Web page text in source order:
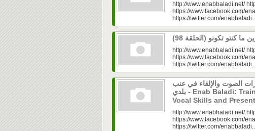
http://www.enabbaladi.net/
https://www.facebook.com/
https://twitter.com/
http://www.enabbaladi.net/
https://www.facebook.com/
https://twitter.com/
الصوت والإلقاء في عنب
بلدي - Enab Baladi: Training Workshop on
Vocal Skills and
http://www.enabbaladi.net/
https://www.facebook.com/
https://twitter.com/